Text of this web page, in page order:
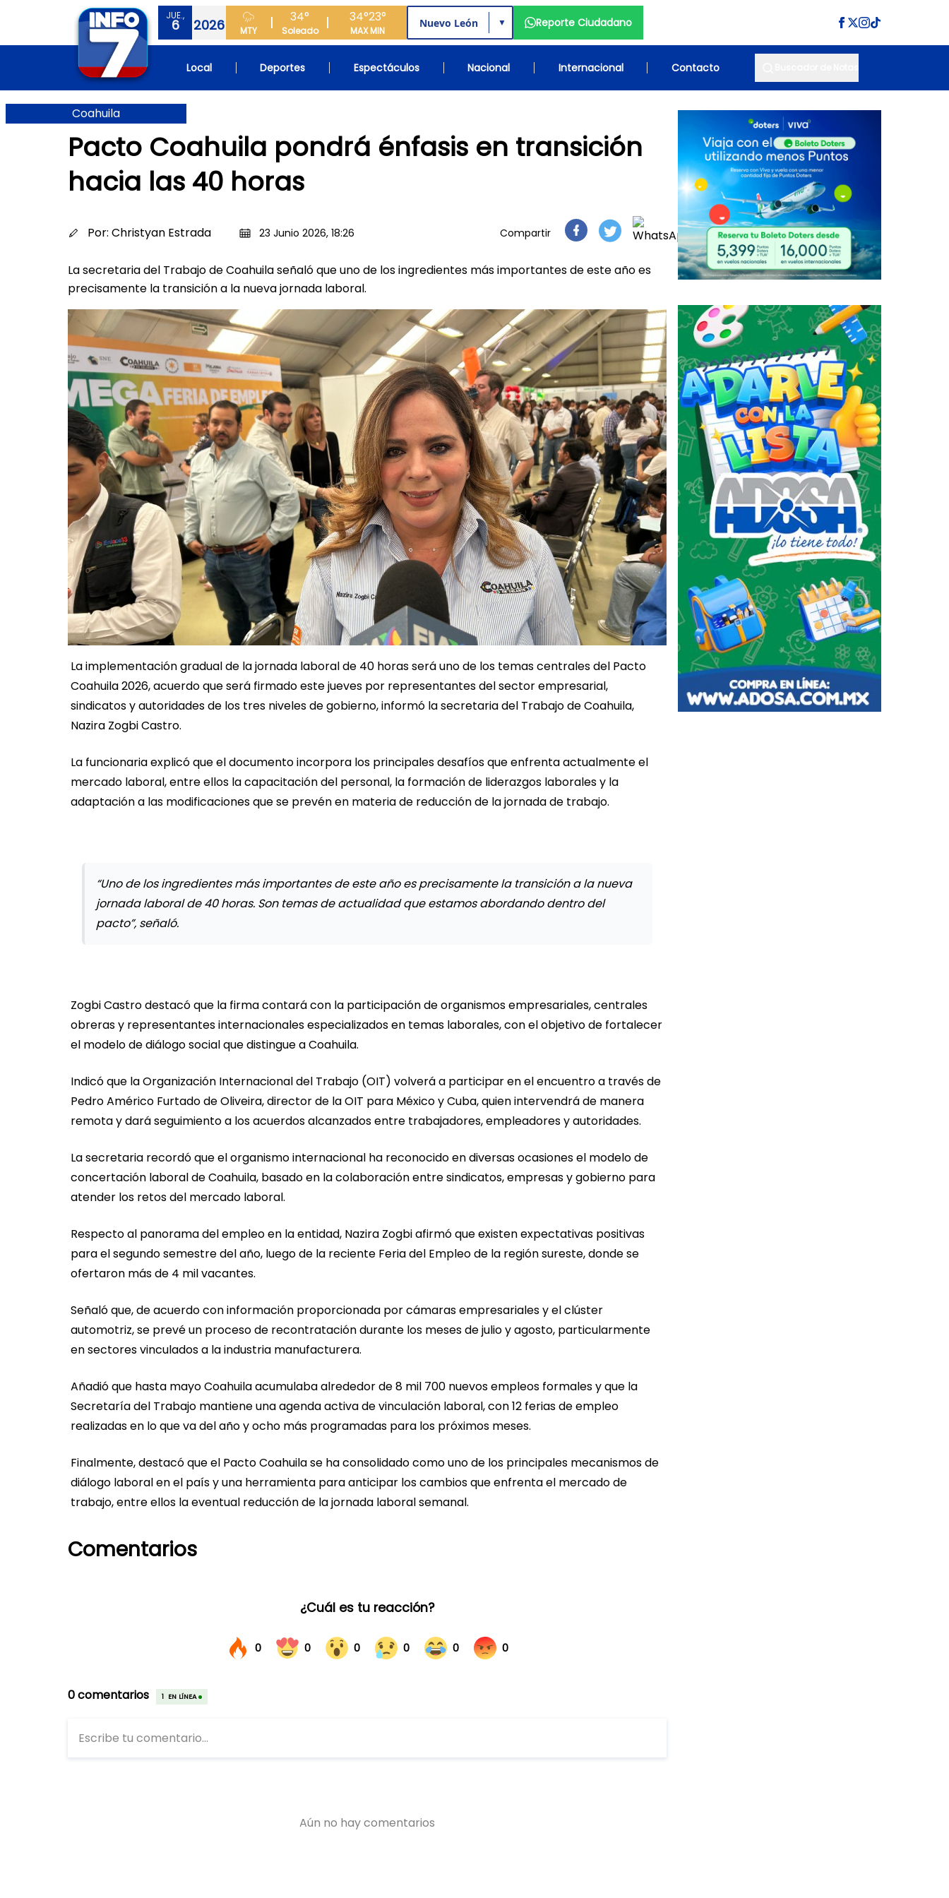
JUE.,
6 2026 MTY
34°
Soleado
34°
MAX
23°
MIN
▼ Reporte Ciudadano
Local Deportes Espectáculos Nacional Internacional Contacto
Coahuila
Pacto Coahuila pondrá énfasis en transición
hacia las 40 horas
Por: Christyan Estrada 23 Junio 2026, 18:26 Compartir
La secretaria del Trabajo de Coahuila señaló que uno de los ingredientes más importantes de este año es
precisamente la transición a la nueva jornada laboral.
La implementación gradual de la jornada laboral de 40 horas será uno de los temas centrales del Pacto
Coahuila 2026, acuerdo que será firmado este jueves por representantes del sector empresarial,
sindicatos y autoridades de los tres niveles de gobierno, informó la secretaria del Trabajo de Coahuila,
Nazira Zogbi Castro.
La funcionaria explicó que el documento incorpora los principales desafíos que enfrenta actualmente el
mercado laboral, entre ellos la capacitación del personal, la formación de liderazgos laborales y la
adaptación a las modificaciones que se prevén en materia de reducción de la jornada de trabajo.
“Uno de los ingredientes más importantes de este año es precisamente la transición a la nueva
jornada laboral de 40 horas. Son temas de actualidad que estamos abordando dentro del
pacto”, señaló.
Zogbi Castro destacó que la firma contará con la participación de organismos empresariales, centrales
obreras y representantes internacionales especializados en temas laborales, con el objetivo de fortalecer
el modelo de diálogo social que distingue a Coahuila.
Indicó que la Organización Internacional del Trabajo (OIT) volverá a participar en el encuentro a través de
Pedro Américo Furtado de Oliveira, director de la OIT para México y Cuba, quien intervendrá de manera
remota y dará seguimiento a los acuerdos alcanzados entre trabajadores, empleadores y autoridades.
La secretaria recordó que el organismo internacional ha reconocido en diversas ocasiones el modelo de
concertación laboral de Coahuila, basado en la colaboración entre sindicatos, empresas y gobierno para
atender los retos del mercado laboral.
Respecto al panorama del empleo en la entidad, Nazira Zogbi afirmó que existen expectativas positivas
para el segundo semestre del año, luego de la reciente Feria del Empleo de la región sureste, donde se
ofertaron más de 4 mil vacantes.
Señaló que, de acuerdo con información proporcionada por cámaras empresariales y el clúster
automotriz, se prevé un proceso de recontratación durante los meses de julio y agosto, particularmente
en sectores vinculados a la industria manufacturera.
Añadió que hasta mayo Coahuila acumulaba alrededor de 8 mil 700 nuevos empleos formales y que la
Secretaría del Trabajo mantiene una agenda activa de vinculación laboral, con 12 ferias de empleo
realizadas en lo que va del año y ocho más programadas para los próximos meses.
Finalmente, destacó que el Pacto Coahuila se ha consolidado como uno de los principales mecanismos de
diálogo laboral en el país y una herramienta para anticipar los cambios que enfrenta el mercado de
trabajo, entre ellos la eventual reducción de la jornada laboral semanal.
Comentarios